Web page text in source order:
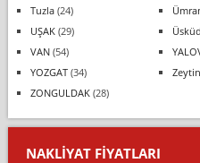
Tuzla(24)
UŞAK(29)
VAN(54)
YOZGAT(34)
ZONGULDAK(28)
NAKLIYAT FIYATLARI